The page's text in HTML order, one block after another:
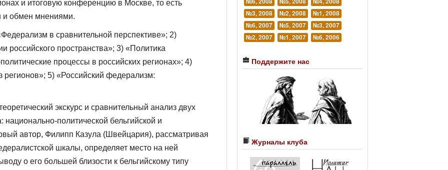
и итоговую конференцию в Москве, то есть
и обмен мнениями.
в сравнительной перспективе»; 2)
российского пространства»; 3) «Политика
процессы в российских регионах»; 4)
5) «Российский федерализм:
экскурс и сравнительный анализ двух
политической бельгийской и
автор, Филипп Казула (Швейцария), рассматривая
шкалы, определяет место на ней
о его большей близости к бельгийскому типу
№3, 2008
№2, 2008
№1, 2008
№6, 2007
№5, 2007
№3, 2007
№2, 2007
№1, 2007 №6, 2006
Поддержите нас
Журналы клуба